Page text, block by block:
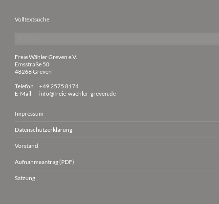
Volltextsuche
nach:
Freie Wähler Greven e.V.
Emsstraße 50
48268 Greven
Telefon
+49 2575 8174
E-Mail
info@freie-waehler-greven.de
Impressum
Datenschutzerklärung
Vorstand
Aufnahmeantrag (PDF)
Satzung